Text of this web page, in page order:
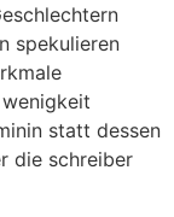
spekulieren
statt dessen
die schreiber